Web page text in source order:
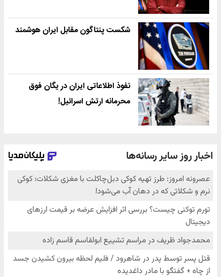
شکست پنتاگون مقابل ایران هوشمند
نفوذ اطلاعاتی ایران در یگان فوق
محرمانه ارتش اسرائیل!